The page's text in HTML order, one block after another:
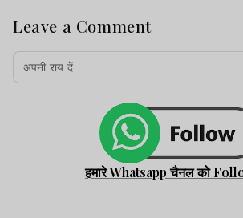
Leave a Comment
हमारे Whatsapp चैनल को